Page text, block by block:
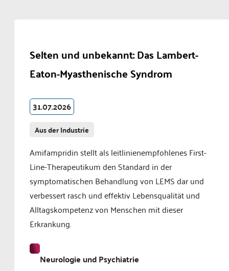
Selten und unbekannt: Das Lambert-
Eaton-Myasthenische Syndrom
31.07.2026
Aus der Industrie
Amifampridin stellt als leitlinienempfohlenes First-
Line-Therapeutikum den Standard in der
symptomatischen Behandlung von LEMS dar und
verbessert rasch und effektiv Lebensqualität und
Alltagskompetenz von Menschen mit dieser
Erkrankung.
Neurologie und Psychiatrie